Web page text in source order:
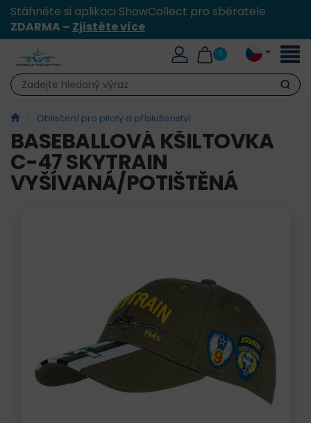
Stáhněte si aplikaci ShowCollect pro sběratele
ZDARMA – Zjistěte více
0
Hledat
Oblečení pro piloty a příslušenství
BASEBALLOVÁ KŠILTOVKA
C-47 SKYTRAIN
VYŠÍVANÁ/POTIŠTĚNÁ